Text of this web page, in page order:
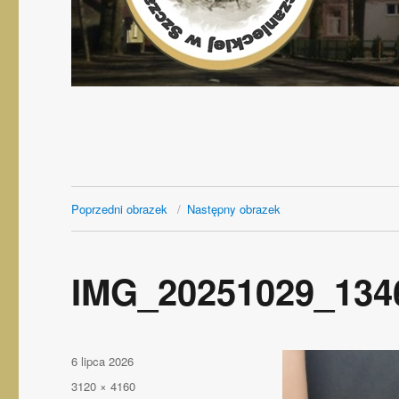
Poprzedni obrazek Następny obrazek
Opublikowano
6 lipca 2026
Pełny
3120 × 4160